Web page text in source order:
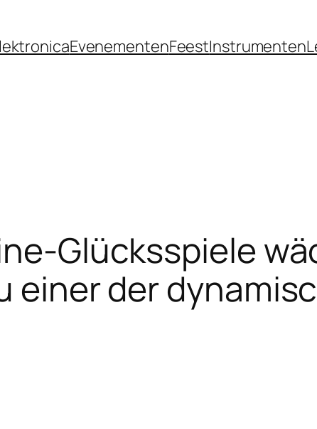
EvenementenFeestInstrumenten
Glücksspiele
einer der